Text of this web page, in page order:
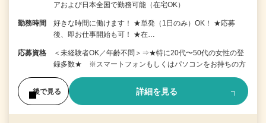
アおよび日本全国で勤務可能（在宅OK）
勤務時間
好きな時間に働けます！ ★単発（1日のみ）OK！ ★応募
後、即お仕事開始も可！ ★在…
応募資格
＜未経験者OK／年齢不問＞⇒★特に20代〜50代の女性の登
録多数★ ※スマートフォンもしくはパソコンをお持ちの方
後で見る 詳細を見る